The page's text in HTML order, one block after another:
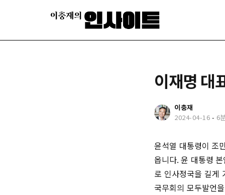
이재명 대
이충재
2024-04-16 - 6
윤석열 대통령이 조
옵니다. 윤 대통령
로 인사정국을 길게
국무회의 모두발언